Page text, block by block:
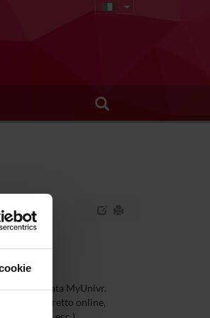
riservata MyUnivr.
(libretto online,